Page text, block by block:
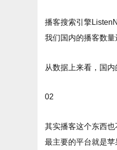
播客搜索引擎
我们国内的播客数
从数据上来看，国内
02
其实播客这个东西
最主要的平台就是